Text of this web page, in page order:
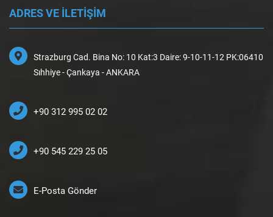
ADRES VE İLETİŞİM
Strazburg Cad. Bina No: 10 Kat:3 Daire: 9-10-11-12 PK:06410
Sıhhiye - Çankaya - ANKARA
+90 312 995 02 02
+90 545 229 25 05
E-Posta Gönder